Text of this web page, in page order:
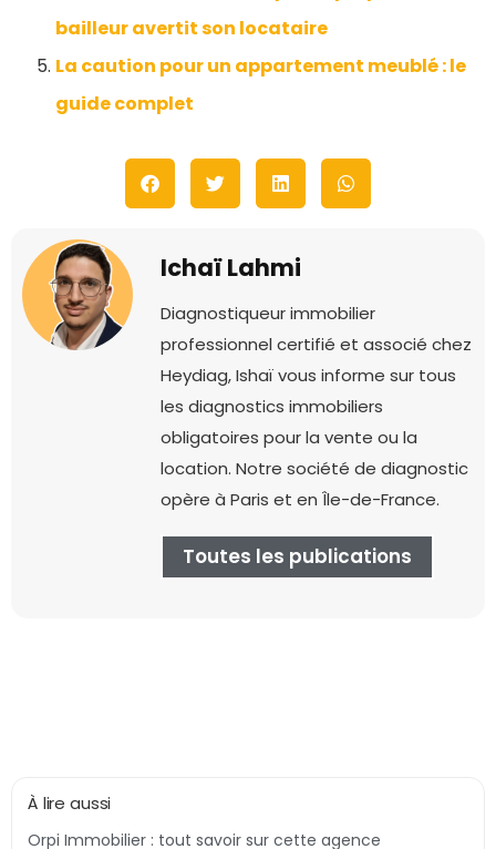
bailleur avertit son locataire
La caution pour un appartement meublé : le
guide complet
Ichaï Lahmi
Diagnostiqueur immobilier
professionnel certifié et associé chez
Heydiag, Ishaï vous informe sur tous
les diagnostics immobiliers
obligatoires pour la vente ou la
location. Notre société de diagnostic
opère à Paris et en Île-de-France.
Toutes les publications
À lire aussi
Orpi Immobilier : tout savoir sur cette agence